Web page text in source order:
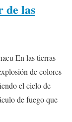
de las
En las tierras
de colores
el cielo de
de fuego que